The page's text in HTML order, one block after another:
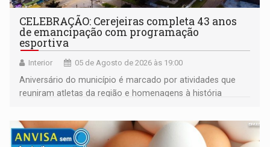
CELEBRAÇÃO: Cerejeiras completa 43 anos
de emancipação com programação
esportiva
Interior 05 de Agosto de 2026 às 19:00
Aniversário do município é marcado por atividades que
reuniram atletas da região e homenagens à história